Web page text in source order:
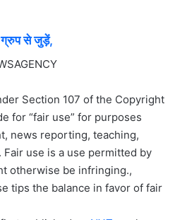
ग्रुप से जुड़ें,
Section 107 of the Copyright
for “fair use” for purposes
news reporting, teaching,
use is a use permitted by
otherwise be infringing.,
tips the balance in favor of fair